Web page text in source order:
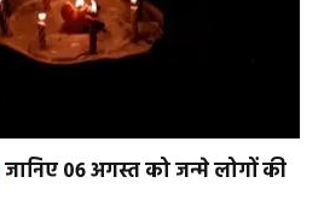
जानिए 06 अगस्त को जन्मे लोगों की